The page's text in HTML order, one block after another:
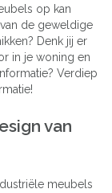
op kan
de geweldige
Denk jij er
in je woning en
Verdiep
van
meubels